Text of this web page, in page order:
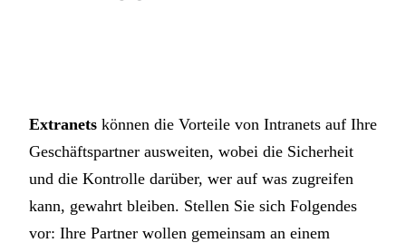
Extranets können die Vorteile von Intranets auf Ihre
Geschäftspartner ausweiten, wobei die Sicherheit
und die Kontrolle darüber, wer auf was zugreifen
kann, gewahrt bleiben. Stellen Sie sich Folgendes
vor: Ihre Partner wollen gemeinsam an einem